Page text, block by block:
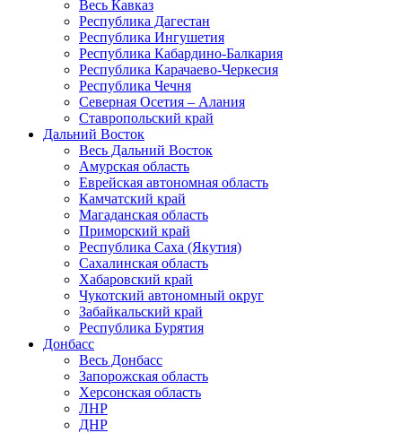
Весь Кавказ
Республика Дагестан
Республика Ингушетия
Республика Кабардино-Балкария
Республика Карачаево-Черкесия
Республика Чечня
Северная Осетия – Алания
Ставропольский край
Дальний Восток
Весь Дальний Восток
Амурская область
Еврейская автономная область
Камчатский край
Магаданская область
Приморский край
Республика Саха (Якутия)
Сахалинская область
Хабаровский край
Чукотский автономный округ
Забайкальский край
Республика Бурятия
Донбасс
Весь Донбасс
Запорожская область
Херсонская область
ЛНР
ДНР